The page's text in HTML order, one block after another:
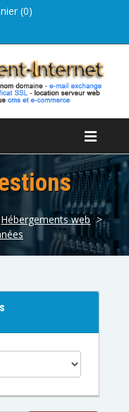
(0)
Hébergements web >